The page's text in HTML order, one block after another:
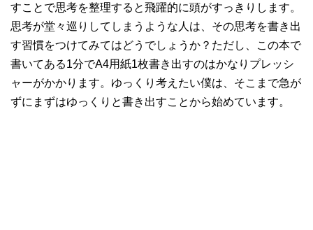
すことで思考を整理すると飛躍的に頭がすっきりします。
思考が堂々巡りしてしまうような人は、その思考を書き出
す習慣をつけてみてはどうでしょうか？ただし、この本で
書いてある1分でA4用紙1枚書き出すのはかなりプレッシ
ャーがかかります。ゆっくり考えたい僕は、そこまで急が
ずにまずはゆっくりと書き出すことから始めています。